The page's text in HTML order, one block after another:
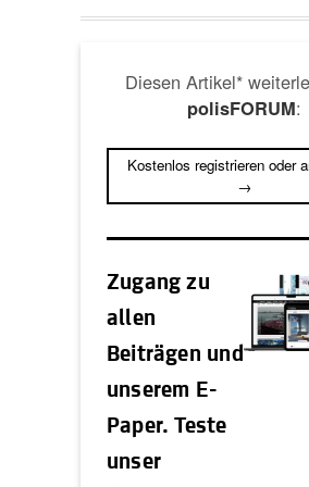
Diesen Artikel*
polisFORUM:
Kostenlos registrieren oder
→
Zugang zu
allen
Beiträgen und
unserem E-
Paper. Teste
unser